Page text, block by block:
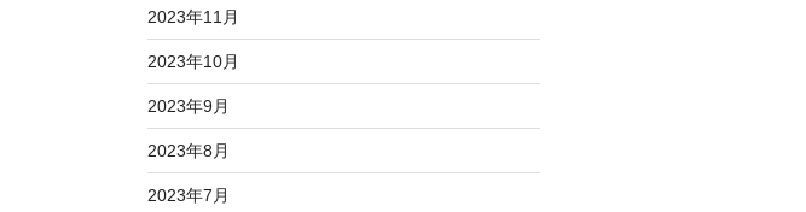
2023年11月
2023年10月
2023年9月
2023年8月
2023年7月